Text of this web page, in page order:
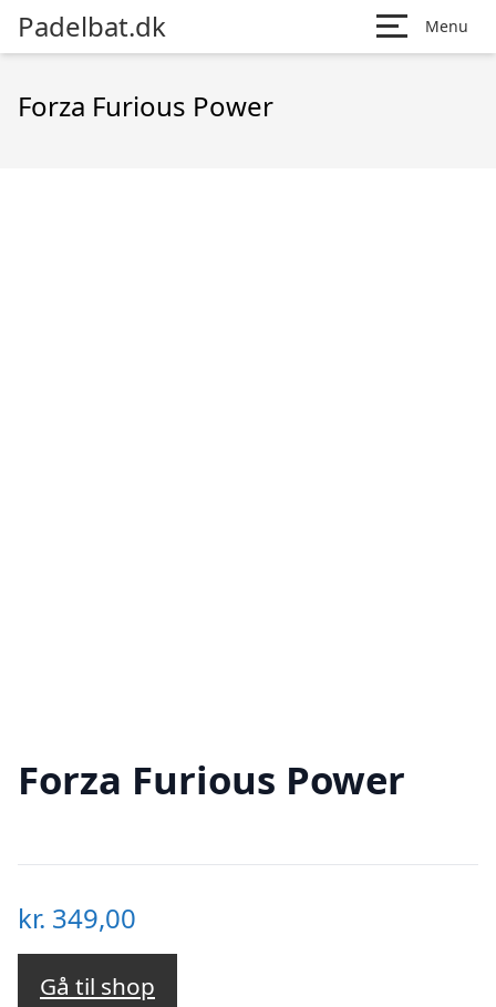
Padelbat.dk Menu
Forza Furious Power
Forza Furious Power
kr. 349,00
Gå til shop